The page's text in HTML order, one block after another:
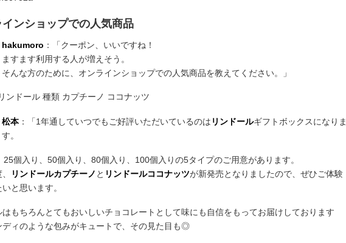
インショップでの人気商品
hakumoro ：「クーポン、いいですね！
ますます利用する人が増えそう。
そんな方のために、オンラインショップでの人気商品を教えてください。」
松本：「1年通していつでもご好評いただいているのは リンドールギフトボックスになりま
す。
25個入り、50個入り、80個入り、100個入りの5タイプのご用意があります。
リンドールカプチーノ と リンドールココナッツが新発売となりましたので、ぜひご体験
と思います。
はもちろんとてもおいしいチョコレートとして味にも自信をもってお届けしております
ディのような包みがキュートで、その見た目も◎